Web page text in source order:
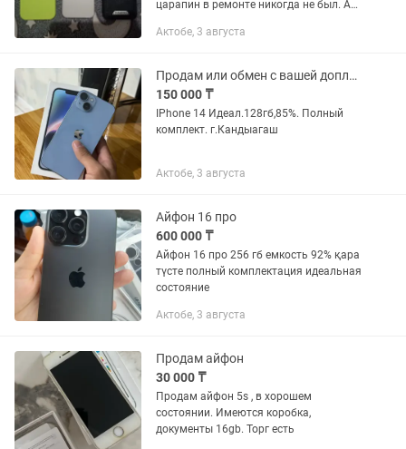
царапин в ремонте никогда не был. Акб
документ то что телефон не
Актобе, 3 августа
Продам или обмен с вашей доплатой
150 000 ₸
IPhone 14 Идеал.128гб,85%. Полный
комплект. г.Кандыагаш
Актобе, 3 августа
Айфон 16 про
600 000 ₸
Айфон 16 про 256 гб емкость 92% қара
түсте полный комплектация идеальная
состояние
Актобе, 3 августа
Продам айфон
30 000 ₸
Продам айфон 5s , в хорошем
состоянии. Имеются коробка,
документы 16gb. Торг есть